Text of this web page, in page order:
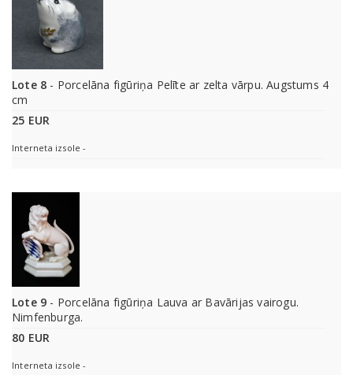
Lote 8 - Porcelāna figūriņa Pelīte ar zelta vārpu. Augstums 4
cm
25 EUR
Interneta izsole -
Lote 9 - Porcelāna figūriņa Lauva ar Bavārijas vairogu.
Nimfenburga.
80 EUR
Interneta izsole -